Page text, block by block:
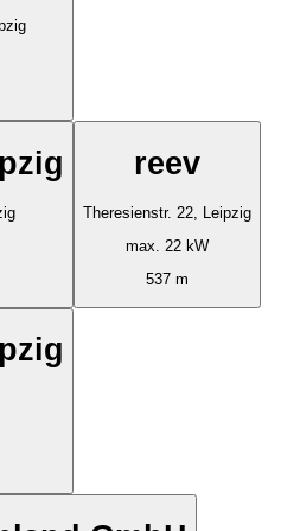
reev
Theresienstr. 22, Leipzig
max. 22 kW
537 m